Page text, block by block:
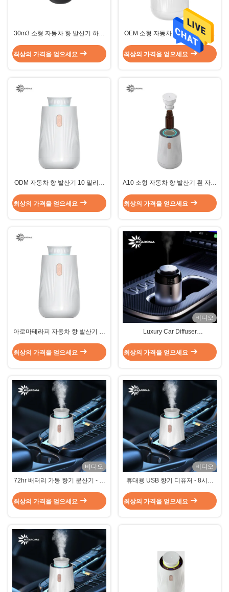
30m3 소형 자동차 향 발산기 하얀
최상의 가격을 얻으세요
OEM 소형 자동차 향 발산기 1.5W
10 밀리람베르트 최고 침묵 모드
백색
최상의 가격을 얻으세요
ODM 자동차 향 발산기 10 밀리람
스틱
최상의 가격을 얻으세요
A10 소형 자동차 향 발산기 흰 자동
최상의 가격을 얻으세요
아로마테라피 자동차 향 발산기 소
최상의 가격을 얻으세요
비디오
Luxury Car Diffuser
Fragrance Diffuser
최상의 가격을 얻으세요
비디오
72hr 배터리 가동 향기 분산기 - 재
실 (3 스프레이 모드)
최상의 가격을 얻으세요
비디오
휴대용 USB 향기 디퓨저 - 8시간
용 컴팩트 공기 신선기 오일 디퓨저
최상의 가격을 얻으세요